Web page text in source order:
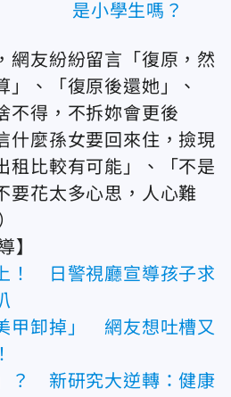
是小學生嗎？
網友紛紛留言「復原，然
」、「復原後還她」、
不得，不拆妳會更後
什麼孫女要回來住，撿現
租比較有可能」、「不是
要花太多心思，人心難
】
！ 日警視廳宣導孩子求
甲卸掉」 網友想吐槽又
？ 新研究大逆轉：健康